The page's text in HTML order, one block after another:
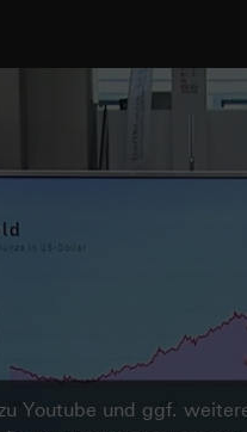
Youtube und ggf.